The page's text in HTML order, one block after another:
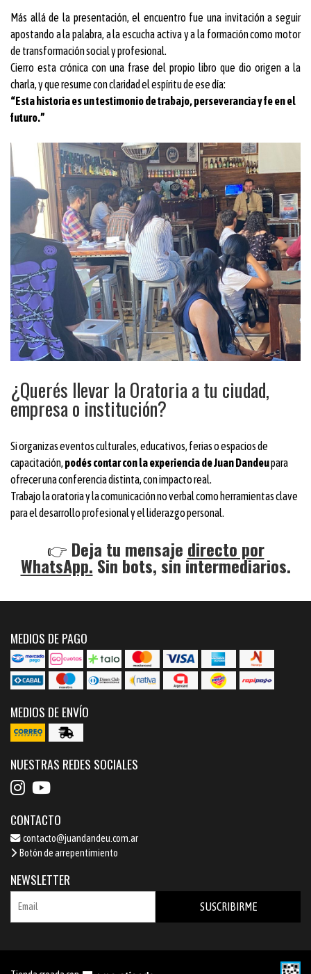
Más allá de la presentación, el encuentro fue una invitación a seguir
apostando a la palabra, a la escucha activa y a la formación como motor
de transformación social y profesional.
Cierro esta crónica con una frase del propio libro que dio origen a la
charla, y que resume con claridad el espíritu de ese día:
“Esta historia es un testimonio de trabajo, perseverancia y fe en el
futuro.”
¿Querés llevar la Oratoria a tu ciudad,
empresa o institución?
Si organizas eventos culturales, educativos, ferias o espacios de
capacitación, podés contar con la experiencia de Juan Dandeupara
ofrecer una conferencia distinta, con impacto real.
Trabajo la oratoria y la comunicación no verbal como herramientas clave
para el desarrollo profesional y el liderazgo personal.
👉 Deja tu mensaje directo por
WhatsApp.Sin bots, sin intermediarios.
MEDIOS DE PAGO
MEDIOS DE ENVÍO
NUESTRAS REDES SOCIALES
CONTACTO
contacto@juandandeu.com.ar
Botón de arrepentimiento
NEWSLETTER
SUSCRIBIRME